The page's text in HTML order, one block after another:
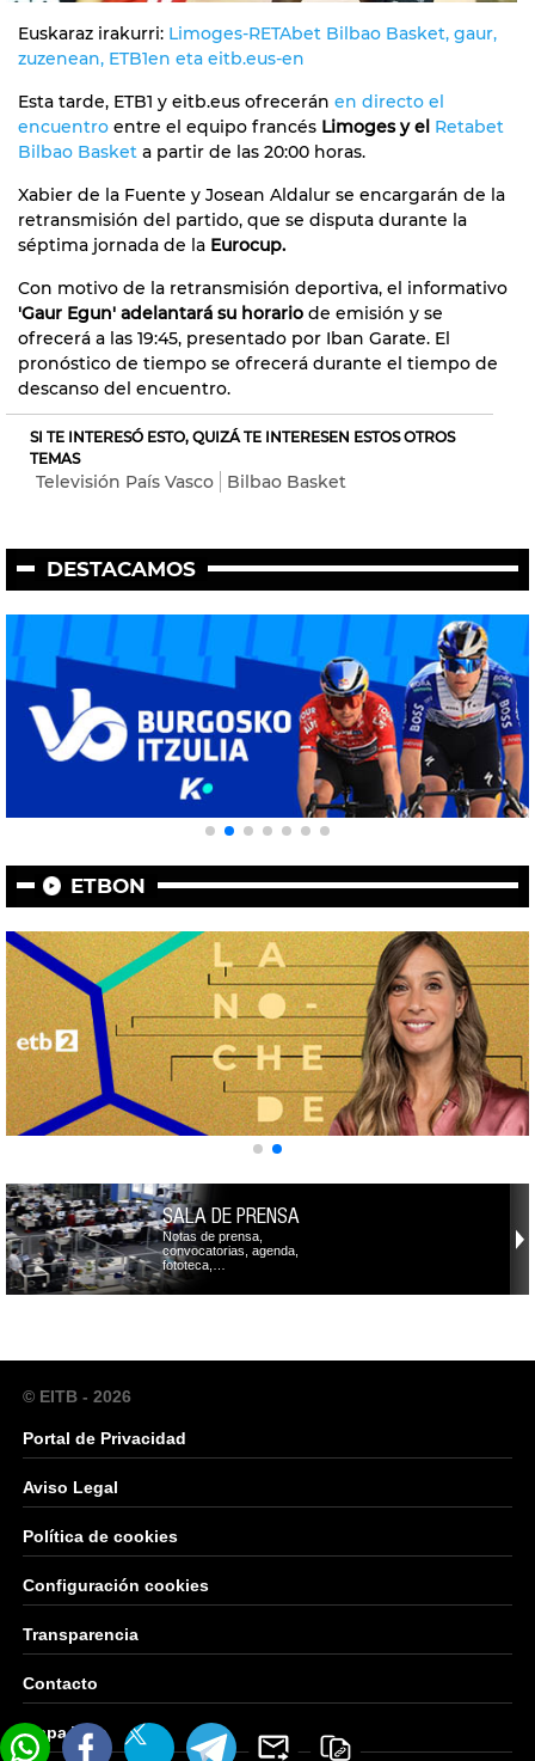
Euskaraz irakurri: Limoges-RETAbet Bilbao Basket, gaur,
zuzenean, ETB1en eta eitb.eus-en
Esta tarde, ETB1 y eitb.eus ofrecerán en directo el
encuentro entre el equipo francés Limoges y el Retabet
Bilbao Basket a partir de las 20:00 horas.
Xabier de la Fuente y Josean Aldalur se encargarán de la
retransmisión del partido, que se disputa durante la
séptima jornada de la Eurocup.
Con motivo de la retransmisión deportiva, el informativo
'Gaur Egun' adelantará su horario de emisión y se
ofrecerá a las 19:45, presentado por Iban Garate. El
pronóstico de tiempo se ofrecerá durante el tiempo de
descanso del encuentro.
SI TE INTERESÓ ESTO, QUIZÁ TE INTERESEN ESTOS OTROS
TEMAS
Televisión País Vasco Bilbao Basket
DESTACAMOS
ETBON
SALA DE PRENSA
Notas de prensa,
convocatorias, agenda,
fototeca,…
© EITB - 2026
Portal de Privacidad
Aviso Legal
Política de cookies
Configuración cookies
Transparencia
Contacto
Mapa Web